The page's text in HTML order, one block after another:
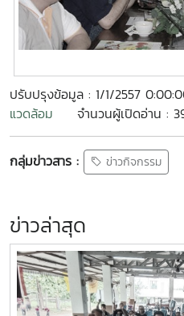
ปรับปรุงข้อมูล : 1/1/2557
แวดล้อม
จำนวนผู้เปิดอ่าน :
กลุ่มข่าวสาร : ข่าวกิจกรรม
ข่าวล่าสุด